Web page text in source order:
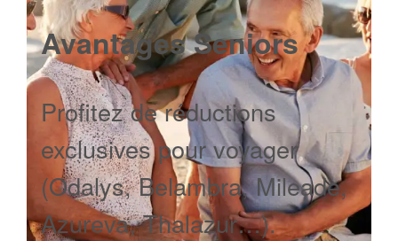
Avantages Seniors
Profitez de réductions
exclusives pour voyager
(Odalys, Belambra, Mileade,
Azureva, Thalazur…).